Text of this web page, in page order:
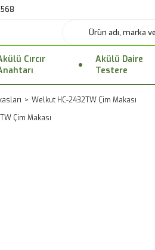
Cırcır
Akülü Daire
Testere
Welkut HC-2432TW Çim Makası